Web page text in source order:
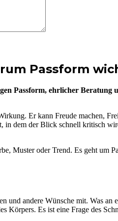
Passform
Passform, ehrlicher Beratung
Er kann Freude machen,
dem der Blick schnell kritisch
Muster oder Trend. Es geht um
und andere Wünsche mit. Was an
Körpers. Es ist eine Frage des